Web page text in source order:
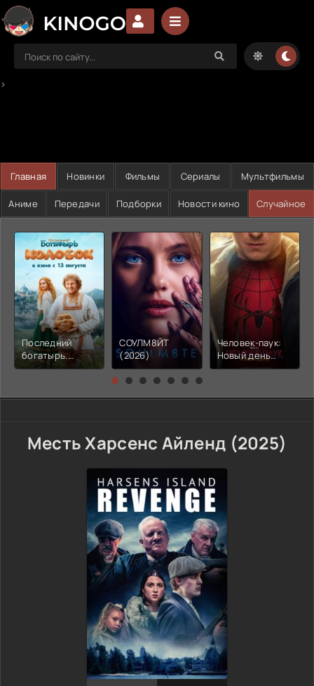
>
Главная Новинки Фильмы Сериалы Мультфильмы
Аниме Передачи Подборки Новости кино Случайное
Последний
богатырь.
Колобок (2026)
СОУЛМ8ЙТ
(2026)
Человек-паук:
Новый день
(2026)
Месть Харсенс Айленд (2025)